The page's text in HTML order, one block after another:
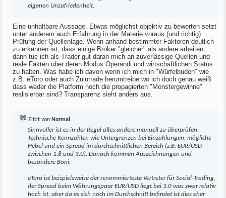
eigenen Unzufriedenheit.
Eine unhaltbare Aussage. Etwas möglichst objektiv zu bewerten setzt
unter anderem auch Erfahrung in der Materie voraus (und richtig)
Prüfung der Quellenlage. Wenn anhand bestimmter Faktoren deutlich
zu erkennen ist, dass einige Broker "gleicher" als andere arbeiten,
dann tue ich als Trader gut daran mich an zuverlässige Quellen und
reale Fakten über deren Modus Operandi und wirtschaftlichen Status
zu halten. Was habe ich davon wenn ich mich in "Würfelbuden" wie
z.B. eToro oder auch Zulutrade herumtreibe wo ich doch genau weiß
dass weder die Platform noch die propagierten "Monstergewinne"
realisierbar sind? Transparenz sieht anders aus.
Zitat von Normal
Sinnvoller ist es in der Regel alles andere manuell zu überprüfen.
Technische Kennzahlen wie Untergrenzen bei Einzahlungen, mögliche
Hebel und ein Spread im durchschnittlichen Bereich (z.B. EUR/USD
zwischen 1.8 und 3.0). Danach kommen Auszeichnungen und
besondere Boni.
eToro ist beispielsweise der renommierteste Vertreter für Social-Trading,
der Spread beim Währungspaar EUR/USD liegt bei 3.0 was zwar relativ
hoch ist, aber da es sich noch im Durchschnitt befindet ist dies eher